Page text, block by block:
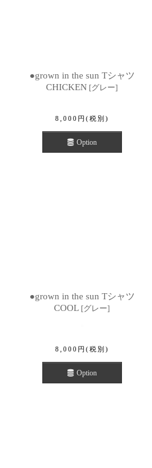
●grown in the sun Tシャツ
CHICKEN [グレー]
8,000 円 (税別)
Option
●grown in the sun Tシャツ
COOL [グレー]
8,000 円 (税別)
Option